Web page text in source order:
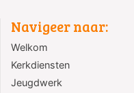
Navigeer naar:
Welkom
Kerkdiensten
Jeugdwerk